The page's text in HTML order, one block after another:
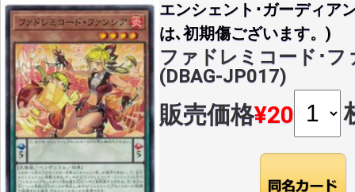
エンシェント･ガーディア
は､初期傷ございます。)
ファドレミコード･フ
(DBAG-JP017)
販売価格¥20